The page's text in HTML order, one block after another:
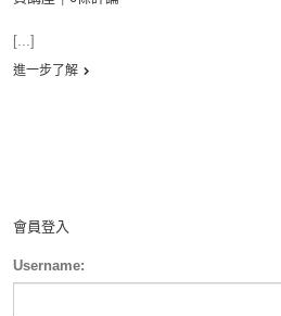
[...]
進一步了解
會員登入
Username: